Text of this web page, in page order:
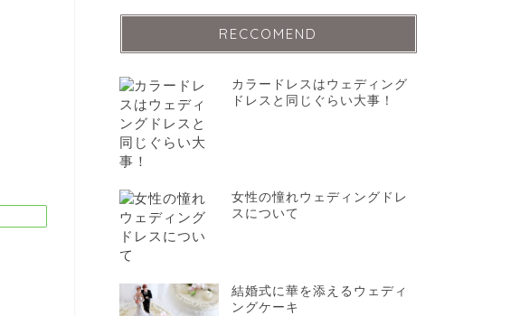
RECCOMEND
カラードレスはウェディング
ドレスと同じぐらい大事！
女性の憧れウェディングドレ
スについて
結婚式に華を添えるウェディ
ングケーキ